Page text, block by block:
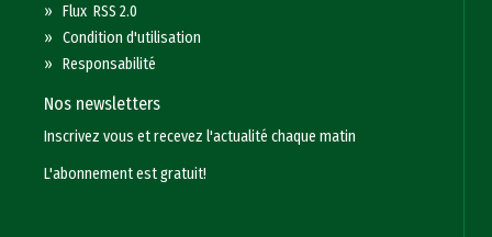
»Flux RSS 2.0
»Condition d'utilisation
»Responsabilité
Nos newsletters
Inscrivez vous et recevez l'actualité chaque matin
L'abonnement est gratuit!